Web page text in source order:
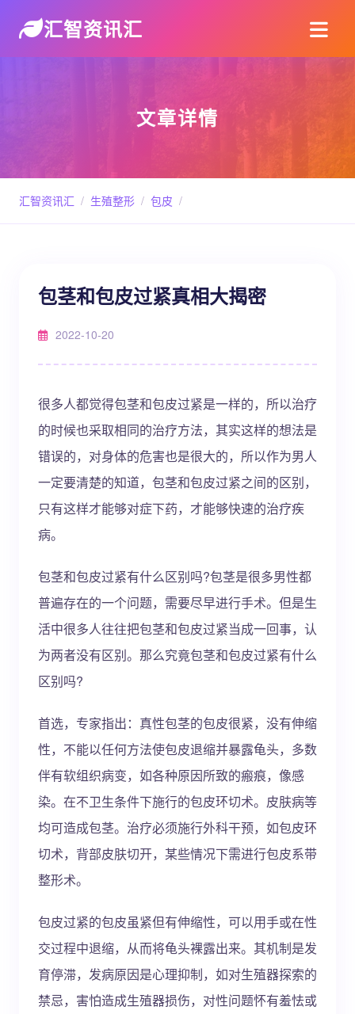
汇智资讯汇
文章详情
汇智资讯汇 / 生殖整形 / 包皮 /
包茎和包皮过紧真相大揭密
2022-10-20
很多人都觉得包茎和包皮过紧是一样的，所以治疗
的时候也采取相同的治疗方法，其实这样的想法是
错误的，对身体的危害也是很大的，所以作为男人
一定要清楚的知道，包茎和包皮过紧之间的区别，
只有这样才能够对症下药，才能够快速的治疗疾
病。
包茎和包皮过紧有什么区别吗?包茎是很多男性都
普遍存在的一个问题，需要尽早进行手术。但是生
活中很多人往往把包茎和包皮过紧当成一回事，认
为两者没有区别。那么究竟包茎和包皮过紧有什么
区别吗?
首选，专家指出：真性包茎的包皮很紧，没有伸缩
性，不能以任何方法使包皮退缩并暴露龟头，多数
伴有软组织病变，如各种原因所致的瘢痕，像感
染。在不卫生条件下施行的包皮环切术。皮肤病等
均可造成包茎。治疗必须施行外科干预，如包皮环
切术，背部皮肤切开，某些情况下需进行包皮系带
整形术。
包皮过紧的包皮虽紧但有伸缩性，可以用手或在性
交过程中退缩，从而将龟头裸露出来。其机制是发
育停滞，发病原因是心理抑制，如对生殖器探索的
禁忌，害怕造成生殖器损伤，对性问题怀有羞怯或